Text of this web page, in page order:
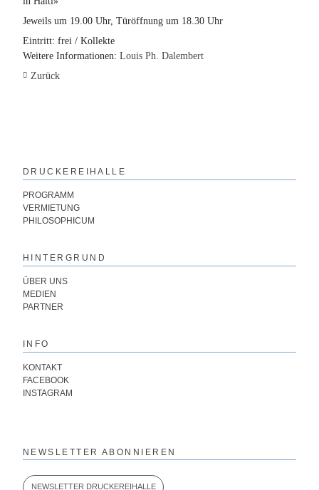
Jeweils um 19.00 Uhr, Türöffnung um 18.30 Uhr
Eintritt: frei / Kollekte
Weitere Informationen: Louis Ph. Dalembert
Zurück
DRUCKEREIHALLE
PROGRAMM
VERMIETUNG
PHILOSOPHICUM
HINTERGRUND
ÜBER UNS
MEDIEN
PARTNER
INFO
KONTAKT
FACEBOOK
INSTAGRAM
NEWSLETTER ABONNIEREN
NEWSLETTER DRUCKEREIHALLE